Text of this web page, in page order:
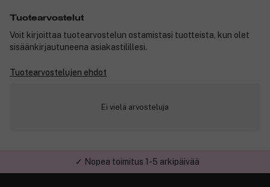
Tuotearvostelut
Voit kirjoittaa tuotearvostelun ostamistasi tuotteista, kun olet
sisäänkirjautuneena asiakastilillesi.
Tuotearvostelujen ehdot
Ei vielä arvosteluja
✓ Nopea toimitus 1-5 arkipäivää